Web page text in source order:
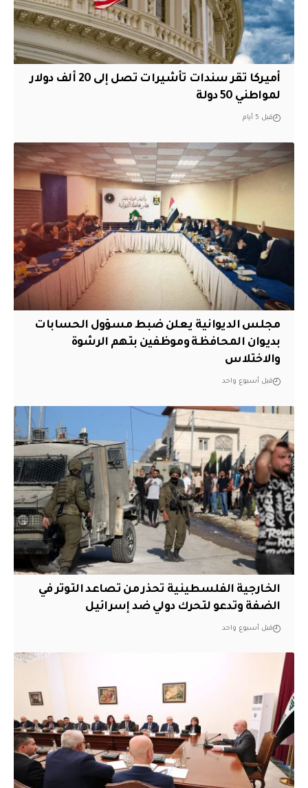
أميركا تقر سندات تأشيرات تصل إلى 20 ألف دولار
لمواطني 50 دولة
قبل 5 أيام
مجلس الديوانية يعلن ضبط مسؤول الحسابات
بديوان المحافظة وموظفين بتهم الرشوة
والاختلاس
قبل أسبوع واحد
الخارجية الفلسطينية تحذر من تصاعد التوتر في
الضفة وتدعو لتحرك دولي ضد إسرائيل
قبل أسبوع واحد